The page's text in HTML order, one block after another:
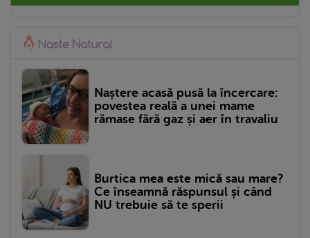
Naștere acasă pusă la încercare:
povestea reală a unei mame
rămase fără gaz și aer în travaliu
Burtica mea este mică sau mare?
Ce înseamnă răspunsul și când
NU trebuie să te sperii